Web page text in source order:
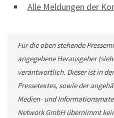
Alle Meldungen der
Für die oben stehende
angegebene Herausgeber
verantwortlich. Dieser ist in
Pressetextes, sowie der
Medien- und
Network GmbH übernimmt